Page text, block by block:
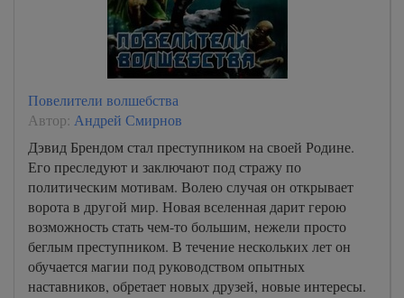
Повелители волшебства
Автор: Андрей Смирнов
Дэвид Брендом стал преступником на своей Родине.
Его преследуют и заключают под стражу по
политическим мотивам. Волею случая он открывает
ворота в другой мир. Новая вселенная дарит герою
возможность стать чем-то большим, нежели просто
беглым преступником. В течение нескольких лет он
обучается магии под руководством опытных
наставников, обретает новых друзей, новые интересы.